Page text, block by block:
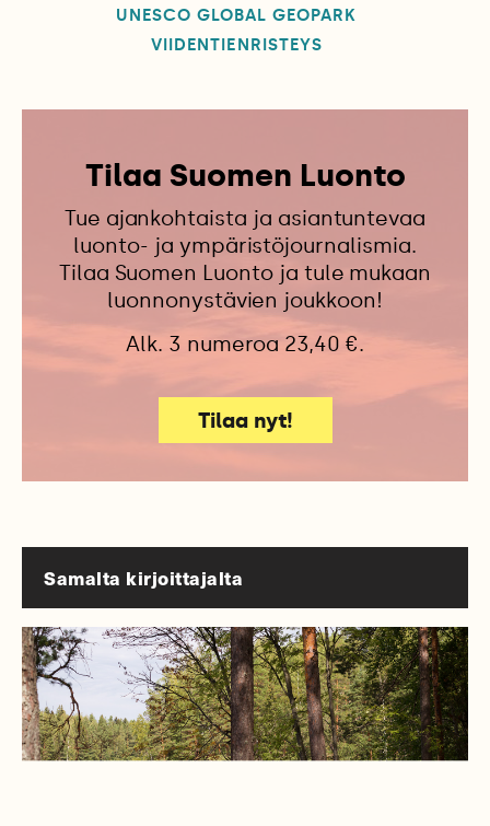
UNESCO GLOBAL GEOPARK
VIIDENTIENRISTEYS
Tilaa Suomen Luonto
Tue ajankohtaista ja asiantuntevaa
luonto- ja ympäristöjournalismia.
Tilaa Suomen Luonto ja tule mukaan
luonnonystävien joukkoon!
Alk. 3 numeroa 23,40 €.
Tilaa nyt!
Samalta kirjoittajalta